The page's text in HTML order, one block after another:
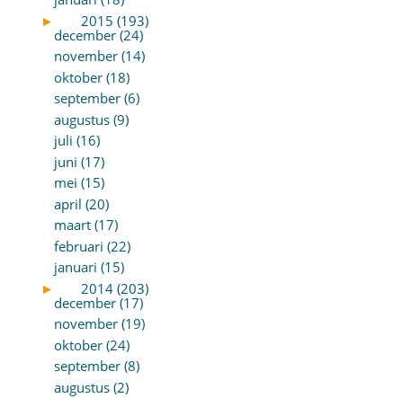
►
2015 (193)
december (24)
november (14)
oktober (18)
september (6)
augustus (9)
juli (16)
juni (17)
mei (15)
april (20)
maart (17)
februari (22)
januari (15)
►
2014 (203)
december (17)
november (19)
oktober (24)
september (8)
augustus (2)